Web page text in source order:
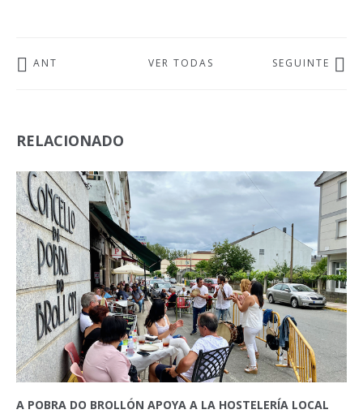
ANT VER TODAS SEGUINTE
RELACIONADO
A POBRA DO BROLLÓN APOYA A LA HOSTELERÍA LOCAL